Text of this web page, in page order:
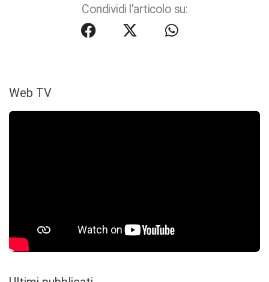
Condividi l'articolo su:
Web TV